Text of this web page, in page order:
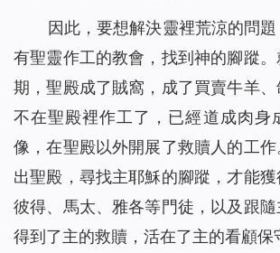
因此，要想解決靈裡荒涼的問
有聖靈作工的教會，找到神的腳蹤
期，聖殿成了賊窩，成了買賣牛羊
不在聖殿裡作工了，已經道成肉身
像，在聖殿以外開展了救贖人的工
出聖殿，尋找主耶穌的腳蹤，才能
彼得、馬太、雅各等門徒，以及跟
得到了主的救贖，活在了主的看顧保